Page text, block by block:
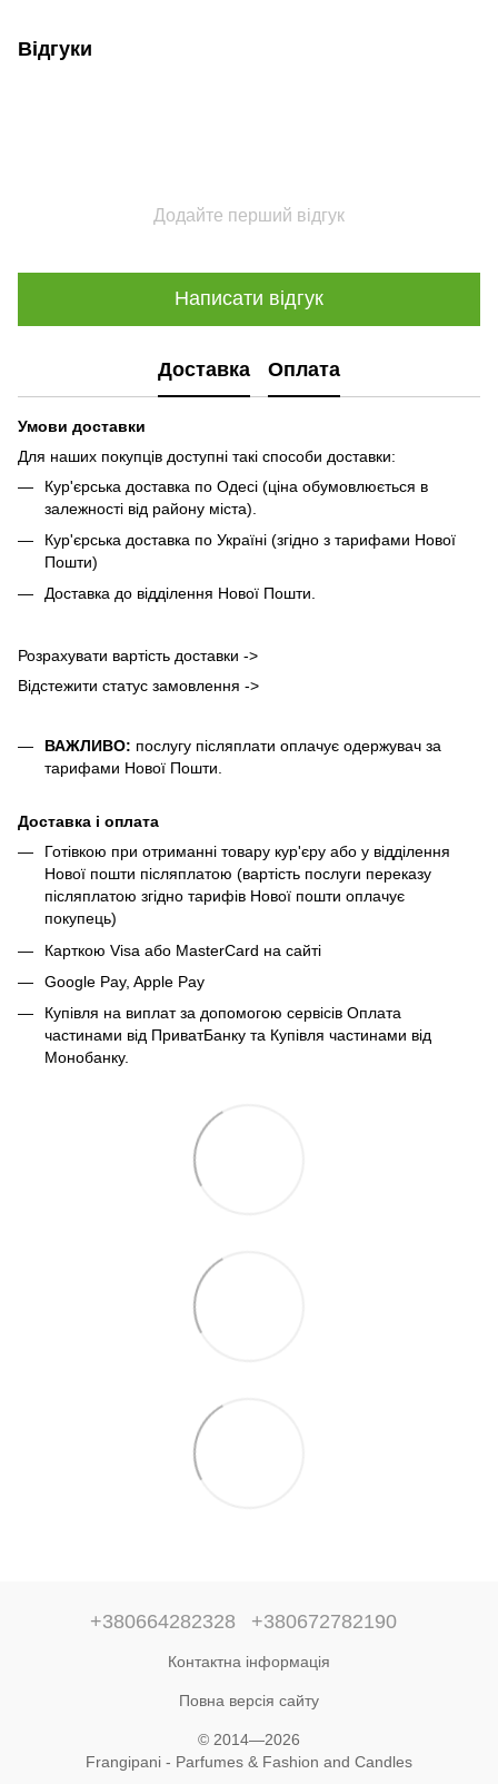
Відгуки
Додайте перший відгук
Написати відгук
Доставка Оплата
Умови доставки
Для наших покупців доступні такі способи доставки:
Кур'єрська доставка по Одесі (ціна обумовлюється в
залежності від району міста).
Кур'єрська доставка по Україні (згідно з тарифами Нової
Пошти)
Доставка до відділення Нової Пошти.
Розрахувати вартість доставки ->
Відстежити статус замовлення ->
ВАЖЛИВО: послугу післяплати оплачує одержувач за
тарифами Нової Пошти.
Доставка і оплата
Готівкою при отриманні товару кур'єру або у відділення
Нової пошти післяплатою (вартість послуги переказу
післяплатою згідно тарифів Нової пошти оплачує
покупець)
Карткою Visa або MasterCard на сайті
Google Pay, Apple Pay
Купівля на виплат за допомогою сервісів Оплата
частинами від ПриватБанку та Купівля частинами від
Монобанку.
+380664282328 +380672782190
Контактна інформація
Повна версія сайту
© 2014—2026
Frangipani - Parfumes & Fashion and Candles